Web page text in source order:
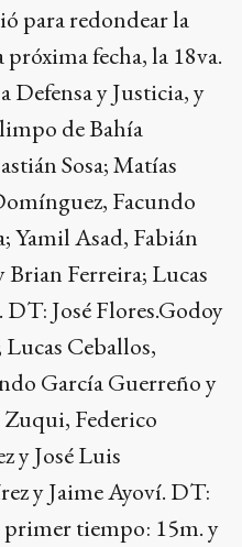
para redondear la
fecha, la 18va.
Defensa y Justicia, y
de Bahía
Sosa; Matías
Facundo
Yamil Asad, Fabián
Ferreira; Lucas
José Flores.Godoy
Ceballos,
García Guerreño y
Zuqui, Federico
y José Luis
y Jaime Ayoví. DT:
tiempo: 15m. y